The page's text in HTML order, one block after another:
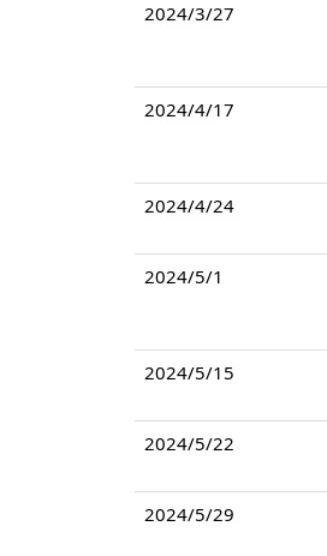
2024/3/27
2024/4/17
2024/4/24
2024/5/1
2024/5/15
2024/5/22
2024/5/29